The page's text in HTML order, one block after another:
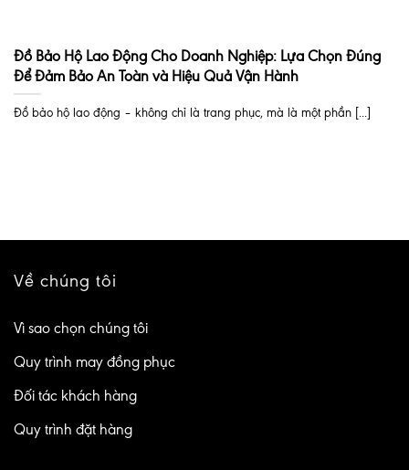
Đồ Bảo Hộ Lao Động Cho Doanh Nghiệp: Lựa Chọn Đúng
Để Đảm Bảo An Toàn và Hiệu Quả Vận Hành
Đồ bảo hộ lao động – không chỉ là trang phục, mà là một phần [...]
Về chúng tôi
Vì sao chọn chúng tôi
Quy trình may đồng phục
Đối tác khách hàng
Quy trình đặt hàng